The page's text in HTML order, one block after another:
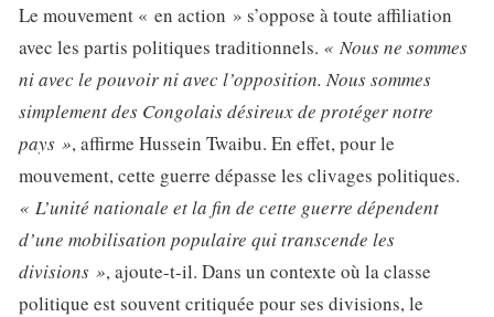
Le mouvement « en action » s’oppose à toute affiliation
avec les partis politiques traditionnels. « Nous ne sommes
ni avec le pouvoir ni avec l’opposition. Nous sommes
simplement des Congolais désireux de protéger notre
pays », affirme Hussein Twaibu. En effet, pour le
mouvement, cette guerre dépasse les clivages politiques.
« L’unité nationale et la fin de cette guerre dépendent
d’une mobilisation populaire qui transcende les
divisions », ajoute-t-il. Dans un contexte où la classe
politique est souvent critiquée pour ses divisions, le